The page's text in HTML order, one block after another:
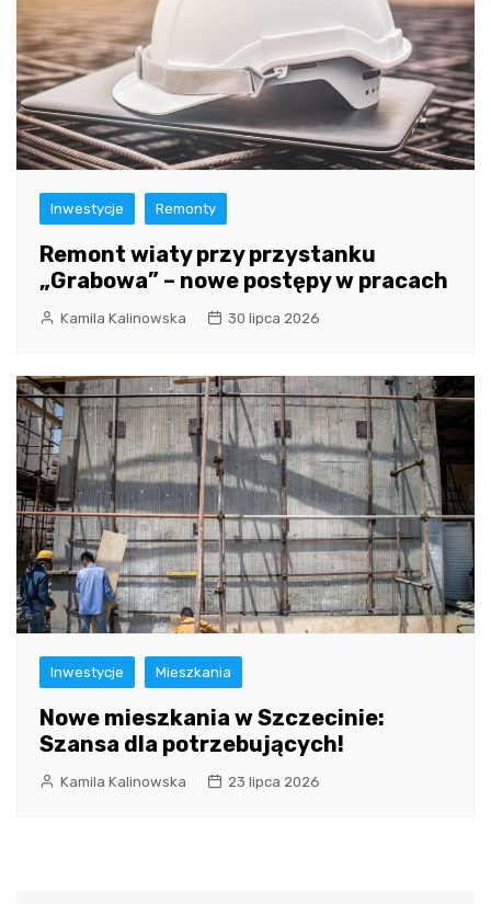
Inwestycje Remonty
Remont wiaty przy przystanku
„Grabowa” – nowe postępy w pracach
Kamila Kalinowska 30 lipca 2026
Inwestycje Mieszkania
Nowe mieszkania w Szczecinie:
Szansa dla potrzebujących!
Kamila Kalinowska 23 lipca 2026